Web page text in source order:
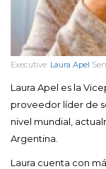
Executive: Laura Apel
Laura Apel es la
proveedor líder de
nivel mundial,
Argentina.
Laura cuenta con